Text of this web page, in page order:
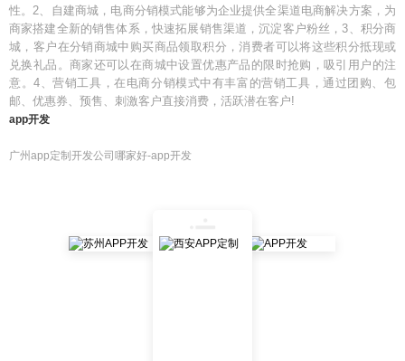
性。2、自建商城，电商分销模式能够为企业提供全渠道电商解决方案，为
商家搭建全新的销售体系，快速拓展销售渠道，沉淀客户粉丝，3、积分商
城，客户在分销商城中购买商品领取积分，消费者可以将这些积分抵现或
兑换礼品。商家还可以在商城中设置优惠产品的限时抢购，吸引用户的注
意。4、营销工具，在电商分销模式中有丰富的营销工具，通过团购、包
邮、优惠券、预售、刺激客户直接消费，活跃潜在客户!
app开发
广州app定制开发公司哪家好-app开发